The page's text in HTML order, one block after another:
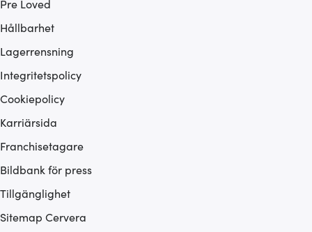
Pre Loved
Hållbarhet
Lagerrensning
Integritetspolicy
Cookiepolicy
Karriärsida
Franchisetagare
Bildbank för press
Tillgänglighet
Sitemap Cervera